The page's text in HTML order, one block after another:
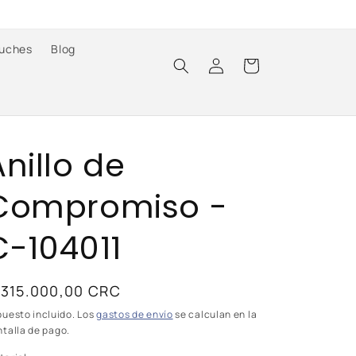
Blog
Iniciar
sesión
Carrito
de
-
104011
CRC
incluido. Losgastos de envíose calculan en la
de pago.